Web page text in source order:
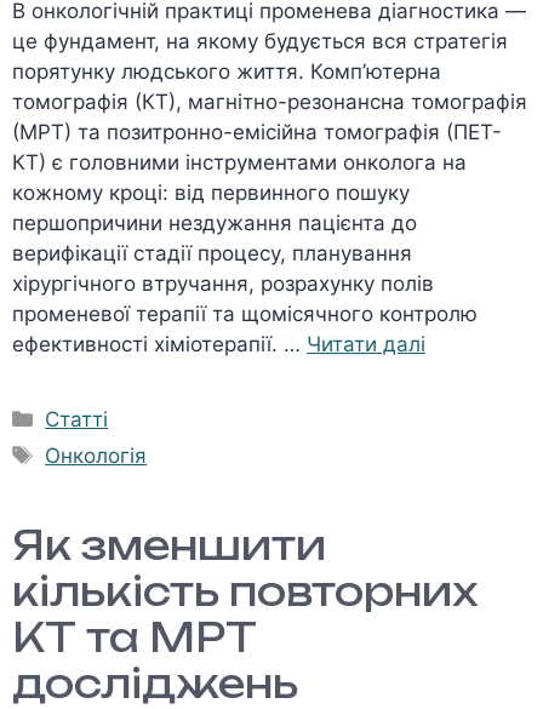
В онкологічній практиці променева діагностика —
це фундамент, на якому будується вся стратегія
порятунку людського життя. Комп’ютерна
томографія (КТ), магнітно-резонансна томографія
(МРТ) та позитронно-емісійна томографія (ПЕТ-
КТ) є головними інструментами онколога на
кожному кроці: від первинного пошуку
першопричини нездужання пацієнта до
верифікації стадії процесу, планування
хірургічного втручання, розрахунку полів
променевої терапії та щомісячного контролю
ефективності хіміотерапії. … Читати далі
Категорії
Статті
Позначки
Онкологія
Як зменшити
кількість повторних
КТ та МРТ
досліджень